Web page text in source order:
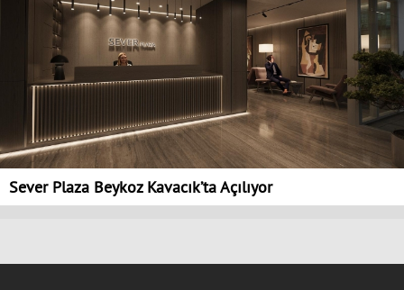
Sever Plaza Beykoz Kavacık’ta Açılıyor